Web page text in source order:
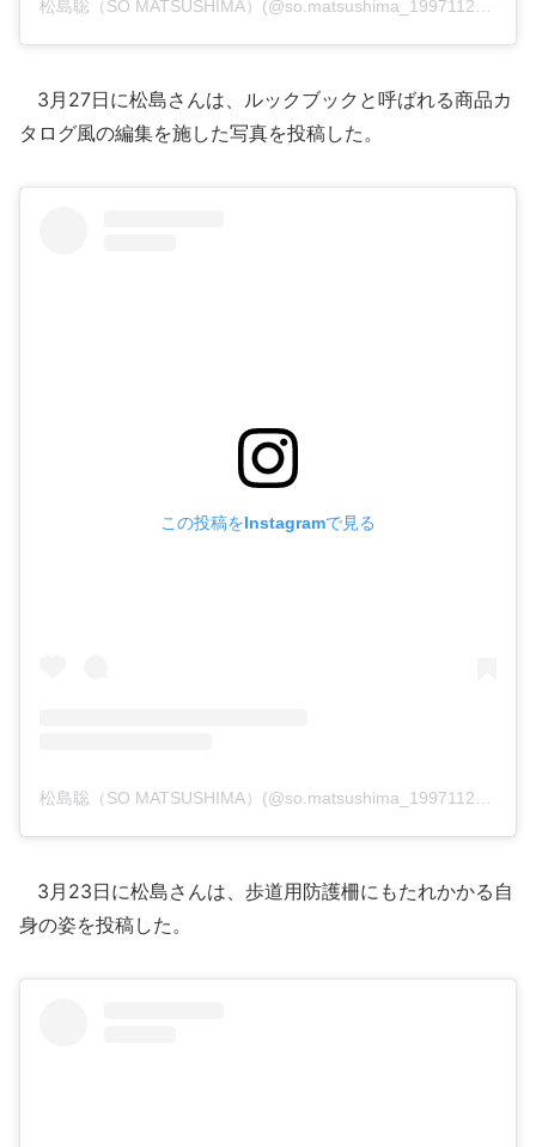
3月27日に松島さんは、ルックブックと呼ばれる商品カ
タログ風の編集を施した写真を投稿した。
この投稿をInstagramで見る
3月23日に松島さんは、歩道用防護柵にもたれかかる自
身の姿を投稿した。